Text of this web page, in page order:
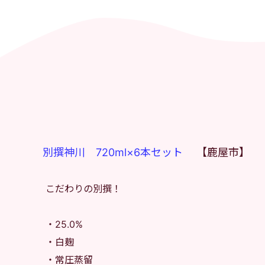
別撰神川 720ml×6本セット 【鹿屋市】
こだわりの別撰！
・25.0%
・白麹
・常圧蒸留